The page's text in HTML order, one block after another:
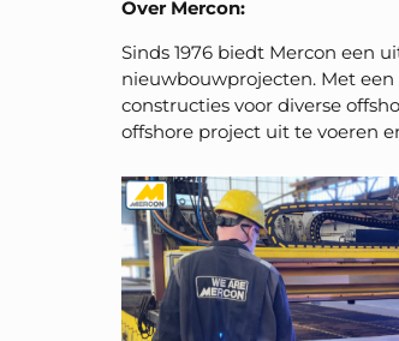
Over Mercon:
Sinds 1976 biedt Mercon een
nieuwbouwprojecten. Met
constructies voor diverse
offshore project uit te voeren